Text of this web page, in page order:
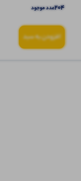
204عدد موجود
افزودن به سبد